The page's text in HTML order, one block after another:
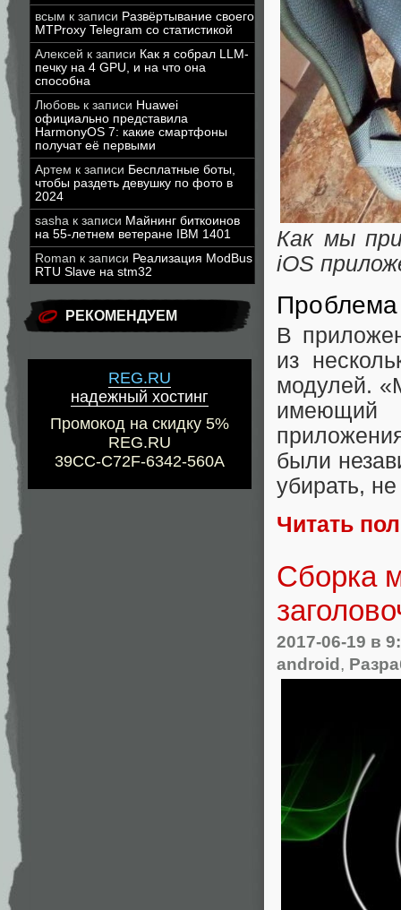
всым к записи Развёртывание своего
MTProxy Telegram со статистикой
Алексей к записи Как я собрал LLM-
печку на 4 GPU, и на что она
способна
Любовь к записи Huawei
официально представила
HarmonyOS 7: какие смартфоны
получат её первыми
Артем к записи Бесплатные боты,
чтобы раздеть девушку по фото в
2024
sasha к записи Майнинг биткоинов
на 55-летнем ветеране IBM 1401
Roman к записи Реализация ModBus
RTU Slave на stm32
РЕКОМЕНДУЕМ
REG.RU
надежный хостинг
Промокод на скидку 5%
REG.RU
39CC-C72F-6342-560A
Как мы
iOS
Проблема
В
из
модулей.
имеющий
были
убирать,
Читать
Сборка
2017-06-19 в
android,